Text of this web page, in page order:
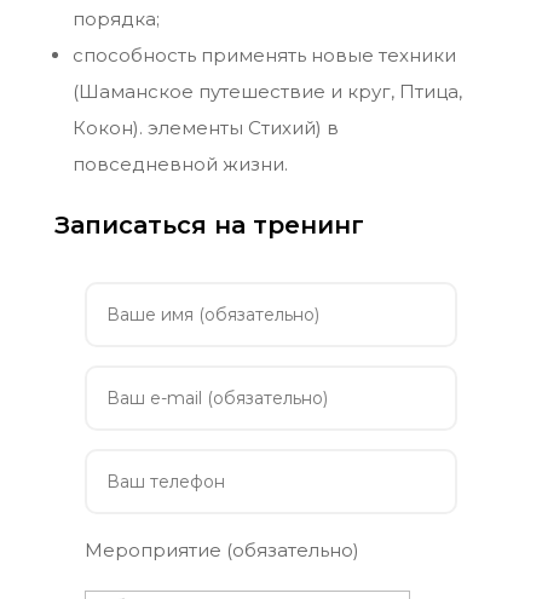
порядка;
способность применять новые техники
(Шаманское путешествие и круг, Птица,
Кокон). элементы Стихий) в
повседневной жизни.
Записаться на тренинг
Мероприятие (обязательно)